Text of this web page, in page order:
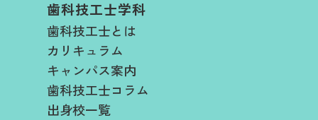
歯科技工士学科
歯科技工士とは
カリキュラム
キャンパス案内
歯科技工士コラム
出身校一覧